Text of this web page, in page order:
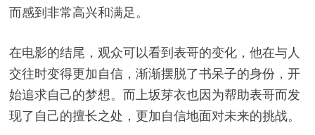
而感到非常高兴和满足。
在电影的结尾，观众可以看到表哥的变化，他在与人
交往时变得更加自信，渐渐摆脱了书呆子的身份，开
始追求自己的梦想。而上坂芽衣也因为帮助表哥而发
现了自己的擅长之处，更加自信地面对未来的挑战。